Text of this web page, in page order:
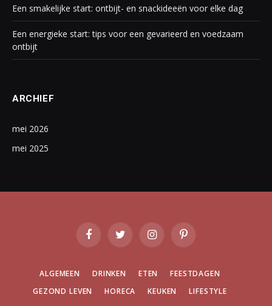
Een smakelijke start: ontbijt- en snackideeën voor elke dag
Een energieke start: tips voor een gevarieerd en voedzaam
ontbijt
ARCHIEF
mei 2026
mei 2025
FacebookTwitter InstagramPinterest
ALGEMEEN DRINKEN ETEN
FEESTDAGEN
GEZOND LEVEN
HORECA KEUKEN
LIFESTYLE